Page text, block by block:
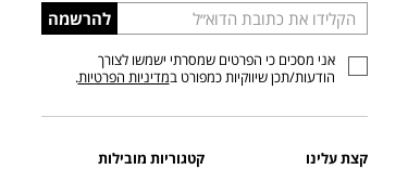
הכניסו
כתובת
דוא”ל
להרשמה
אני מסכים כי הפרטים שמסרתי ישמשו לצורך
הודעות/תכן שיווקיות כמפורט במדיניות הפרטיות.
קצת עלינו
קטגוריות מובילות